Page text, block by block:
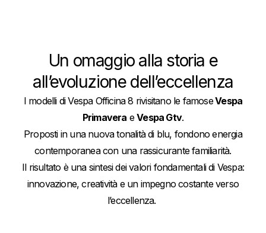
Un omaggio alla storia e
all’evoluzione dell’eccellenza
I modelli di Vespa Officina 8 rivisitano le famoseVespa
Primavera eVespa Gtv.
Proposti in una nuova tonalità di blu, fondono energia
contemporanea con una rassicurante familiarità.
Il risultato è una sintesi dei valori fondamentali di Vespa:
innovazione, creatività e un impegno costante verso
l’eccellenza.